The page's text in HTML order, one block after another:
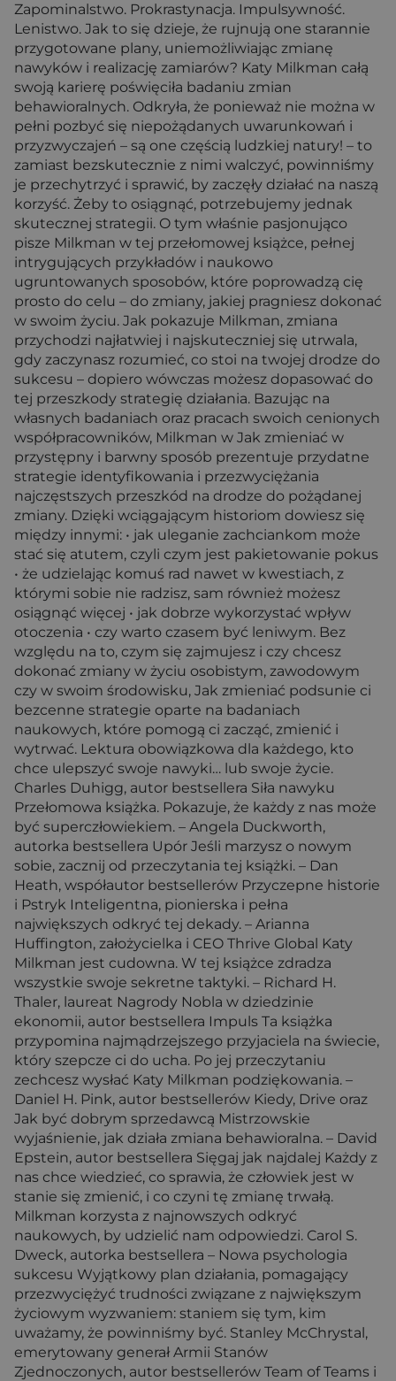
Zapominalstwo. Prokrastynacja. Impulsywność.
Lenistwo. Jak to się dzieje, że rujnują one starannie
przygotowane plany, uniemożliwiając zmianę
nawyków i realizację zamiarów? Katy Milkman całą
swoją karierę poświęciła badaniu zmian
behawioralnych. Odkryła, że ponieważ nie można w
pełni pozbyć się niepożądanych uwarunkowań i
przyzwyczajeń – są one częścią ludzkiej natury! – to
zamiast bezskutecznie z nimi walczyć, powinniśmy
je przechytrzyć i sprawić, by zaczęły działać na naszą
korzyść. Żeby to osiągnąć, potrzebujemy jednak
skutecznej strategii. O tym właśnie pasjonująco
pisze Milkman w tej przełomowej książce, pełnej
intrygujących przykładów i naukowo
ugruntowanych sposobów, które poprowadzą cię
prosto do celu – do zmiany, jakiej pragniesz dokonać
w swoim życiu. Jak pokazuje Milkman, zmiana
przychodzi najłatwiej i najskuteczniej się utrwala,
gdy zaczynasz rozumieć, co stoi na twojej drodze do
sukcesu – dopiero wówczas możesz dopasować do
tej przeszkody strategię działania. Bazując na
własnych badaniach oraz pracach swoich cenionych
współpracowników, Milkman w Jak zmieniać w
przystępny i barwny sposób prezentuje przydatne
strategie identyfikowania i przezwyciężania
najczęstszych przeszkód na drodze do pożądanej
zmiany. Dzięki wciągającym historiom dowiesz się
między innymi: • jak uleganie zachciankom może
stać się atutem, czyli czym jest pakietowanie pokus
• że udzielając komuś rad nawet w kwestiach, z
którymi sobie nie radzisz, sam również możesz
osiągnąć więcej • jak dobrze wykorzystać wpływ
otoczenia • czy warto czasem być leniwym. Bez
względu na to, czym się zajmujesz i czy chcesz
dokonać zmiany w życiu osobistym, zawodowym
czy w swoim środowisku, Jak zmieniać podsunie ci
bezcenne strategie oparte na badaniach
naukowych, które pomogą ci zacząć, zmienić i
wytrwać. Lektura obowiązkowa dla każdego, kto
chce ulepszyć swoje nawyki… lub swoje życie.
Charles Duhigg, autor bestsellera Siła nawyku
Przełomowa książka. Pokazuje, że każdy z nas może
być superczłowiekiem. – Angela Duckworth,
autorka bestsellera Upór Jeśli marzysz o nowym
sobie, zacznij od przeczytania tej książki. – Dan
Heath, współautor bestsellerów Przyczepne historie
i Pstryk Inteligentna, pionierska i pełna
największych odkryć tej dekady. – Arianna
Huffington, założycielka i CEO Thrive Global Katy
Milkman jest cudowna. W tej książce zdradza
wszystkie swoje sekretne taktyki. – Richard H.
Thaler, laureat Nagrody Nobla w dziedzinie
ekonomii, autor bestsellera Impuls Ta książka
przypomina najmądrzejszego przyjaciela na świecie,
który szepcze ci do ucha. Po jej przeczytaniu
zechcesz wysłać Katy Milkman podziękowania. –
Daniel H. Pink, autor bestsellerów Kiedy, Drive oraz
Jak być dobrym sprzedawcą Mistrzowskie
wyjaśnienie, jak działa zmiana behawioralna. – David
Epstein, autor bestsellera Sięgaj jak najdalej Każdy z
nas chce wiedzieć, co sprawia, że człowiek jest w
stanie się zmienić, i co czyni tę zmianę trwałą.
Milkman korzysta z najnowszych odkryć
naukowych, by udzielić nam odpowiedzi. Carol S.
Dweck, autorka bestsellera – Nowa psychologia
sukcesu Wyjątkowy plan działania, pomagający
przezwyciężyć trudności związane z największym
życiowym wyzwaniem: staniem się tym, kim
uważamy, że powinniśmy być. Stanley McChrystal,
emerytowany generał Armii Stanów
Zjednoczonych, autor bestsellerów Team of Teams i